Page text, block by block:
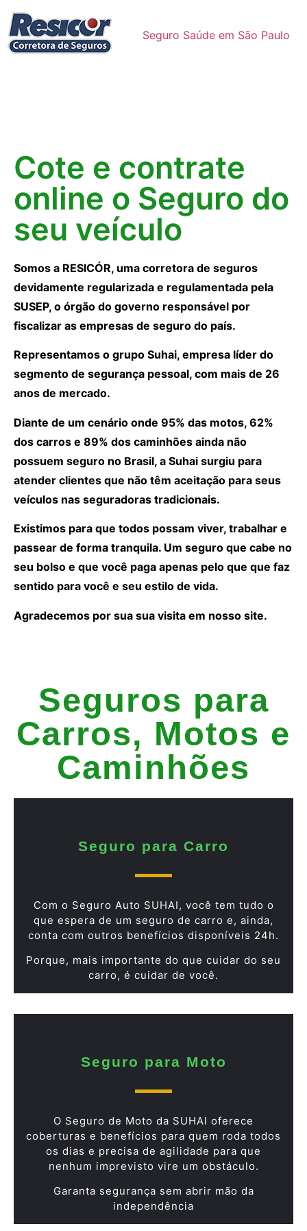
Seguro Saúde em São Paulo
Cote e contrate
online o Seguro do
seu veículo
Somos a RESICÓR, uma corretora de seguros
devidamente regularizada e regulamentada pela
SUSEP, o órgão do governo responsável por
fiscalizar as empresas de seguro do país.
Representamos o grupo Suhai, empresa líder do
segmento de segurança pessoal, com mais de 26
anos de mercado.
Diante de um cenário onde 95% das motos, 62%
dos carros e 89% dos caminhões ainda não
possuem seguro no Brasil, a Suhai surgiu para
atender clientes que não têm aceitação para seus
veículos nas seguradoras tradicionais.
Existimos para que todos possam viver, trabalhar e
passear de forma tranquila. Um seguro que cabe no
seu bolso e que você paga apenas pelo que que faz
sentido para você e seu estilo de vida.
Agradecemos por sua sua visita em nosso site.
Seguros para
Carros, Motos e
Caminhões
Seguro para Carro
Com o Seguro Auto SUHAI, você tem tudo o
que espera de um seguro de carro e, ainda,
conta com outros benefícios disponíveis 24h.
Porque, mais importante do que cuidar do seu
carro, é cuidar de você.
Seguro para Moto
O Seguro de Moto da SUHAI oferece
coberturas e benefícios para quem roda todos
os dias e precisa de agilidade para que
nenhum imprevisto vire um obstáculo.
Garanta segurança sem abrir mão da
independência